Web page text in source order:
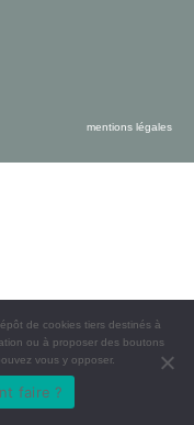
mentions légales
de cookies tiers destinés à
ou à proposer des boutons
vous y opposer.
faire ?